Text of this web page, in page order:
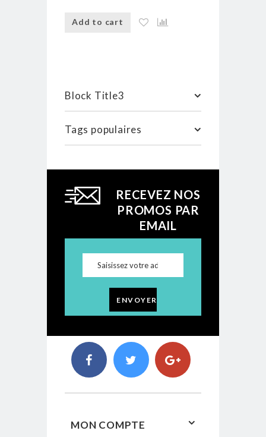
Add to cart
Block Title3
Tags populaires
RECEVEZ NOS
PROMOS PAR
EMAIL
ENVOYER
MON COMPTE